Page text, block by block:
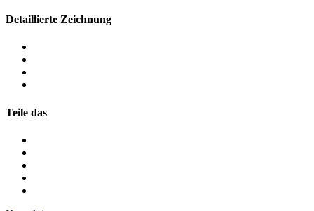
Detaillierte Zeichnung
Teile das